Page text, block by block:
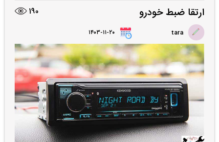
ارتقا ضبط خودرو 190
tara ۱۴۰۳-۱۱-۲۰